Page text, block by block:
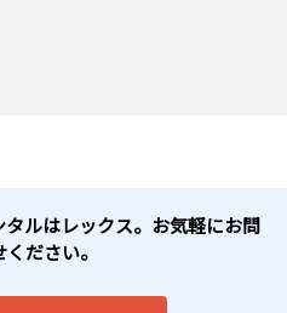
ルはレックス。お気軽にお問
ださい。